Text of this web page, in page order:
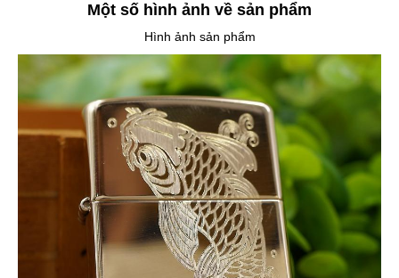
Một số hình ảnh về sản phẩm
Hình ảnh sản phẩm